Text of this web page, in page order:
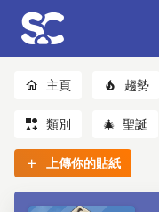
主頁 趨勢
類別 🎄 聖誕
上傳你的貼紙